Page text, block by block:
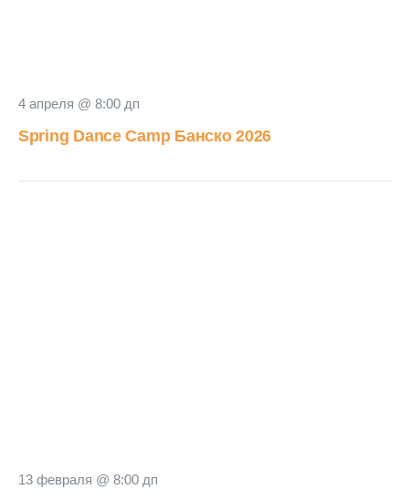
4 апреля @ 8:00 дп
Spring Dance Camp Банско 2026
13 февраля @ 8:00 дп